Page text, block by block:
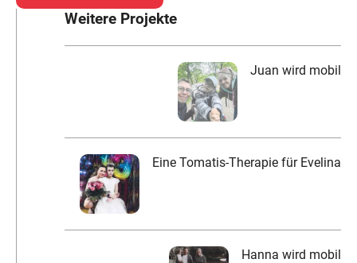
Weitere Projekte
Juan wird mobil
Eine Tomatis-Therapie für Evelina
Hanna wird mobil